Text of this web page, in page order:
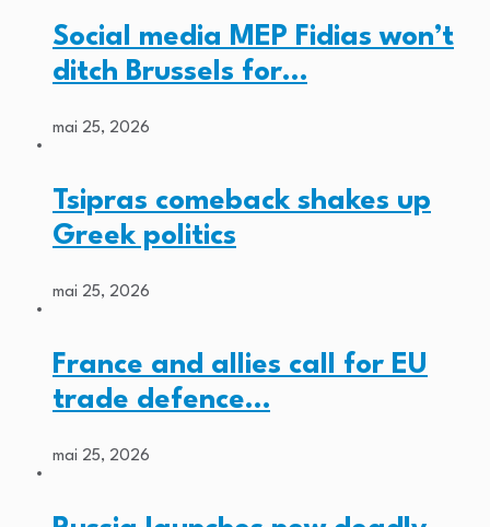
Social media MEP Fidias won’t
ditch Brussels for…
mai 25, 2026
Tsipras comeback shakes up
Greek politics
mai 25, 2026
France and allies call for EU
trade defence…
mai 25, 2026